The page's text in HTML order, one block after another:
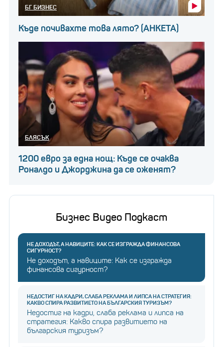
БГ БИЗНЕС
Къде почивахте това лято? (АНКЕТА)
БЛЯСЪК
1200 евро за една нощ: Къде се очаква
Роналдо и Джорджина да се оженят?
Бизнес Видео Подкаст
НЕ ДОХОДЪТ, А НАВИЦИТЕ: КАК СЕ ИЗГРАЖДА ФИНАНСОВА
СИГУРНОСТ?
Не доходът, а навиците: Как се изгражда
финансова сигурност?
НЕДОСТИГ НА КАДРИ, СЛАБА РЕКЛАМА И ЛИПСА НА СТРАТЕГИЯ:
КАКВО СПИРА РАЗВИТИЕТО НА БЪЛГАРСКИЯ ТУРИЗЪМ?
Недостиг на кадри, слаба реклама и липса на
стратегия: Какво спира развитието на
българския туризъм?